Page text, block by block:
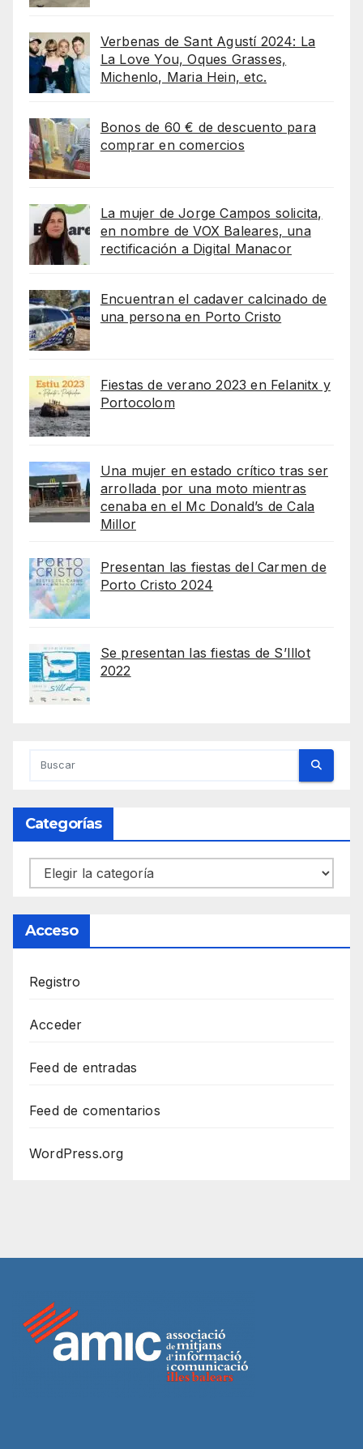
Verbenas de Sant Agustí 2024: La
La Love You, Oques Grasses,
Michenlo, Maria Hein, etc.
Bonos de 60 € de descuento para
comprar en comercios
La mujer de Jorge Campos solicita,
en nombre de VOX Baleares, una
rectificación a Digital Manacor
Encuentran el cadaver calcinado de
una persona en Porto Cristo
Fiestas de verano 2023 en Felanitx y
Portocolom
Una mujer en estado crítico tras ser
arrollada por una moto mientras
cenaba en el Mc Donald’s de Cala
Millor
Presentan las fiestas del Carmen de
Porto Cristo 2024
Se presentan las fiestas de S’Illot
2022
Categorías
Categorías
Acceso
Registro
Acceder
Feed de entradas
Feed de comentarios
WordPress.org